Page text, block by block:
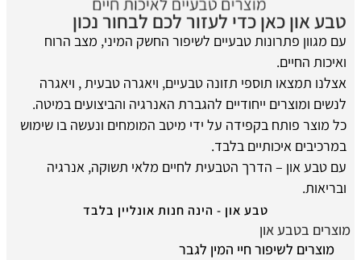
טבע און כאן כדי לעזור לכם לבחור נכון
עם מגוון פתרונות טבעיים לשיפור החשק המיני, מצב הרוח
ואיכות החיים.
אצלנו תמצאו תוספי תזונה טבעיים, ויאגרה טבעית , ויאגרה
לנשים ומוצרים ייחודיים להגברת האנרגיה והביצועים במיטה.
כל מוצר פותח בקפידה על ידי מיטב המומחים ונעשה בו שימוש
במרכיבים איכותיים בלבד.
עם טבע און – הדרך הטבעית לחיים מלאי תשוקה, אנרגיה
ובריאות.
טבע און - הינה חנות אונליין בלבד
מוצרים בטבע און
מוצרים לשיפור חיי המין לגבר